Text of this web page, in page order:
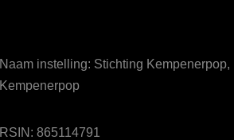
Naam instelling: Stichting Kempenerpop,
Kempenerpop
RSIN: 865114791